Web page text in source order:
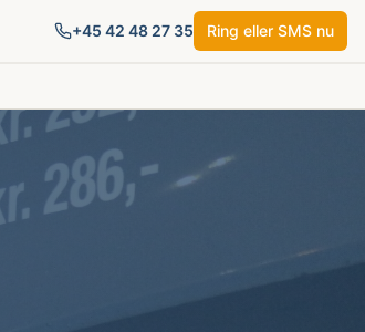
+45 42 48 27 35 Ring eller SMS nu